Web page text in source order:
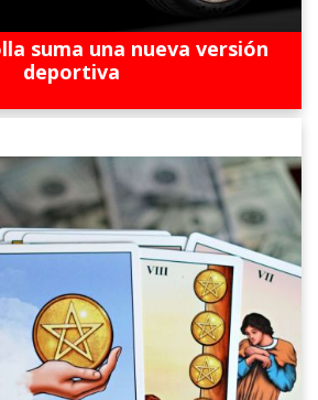
suma una nueva versión
deportiva